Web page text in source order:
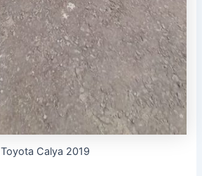
Toyota Calya 2019